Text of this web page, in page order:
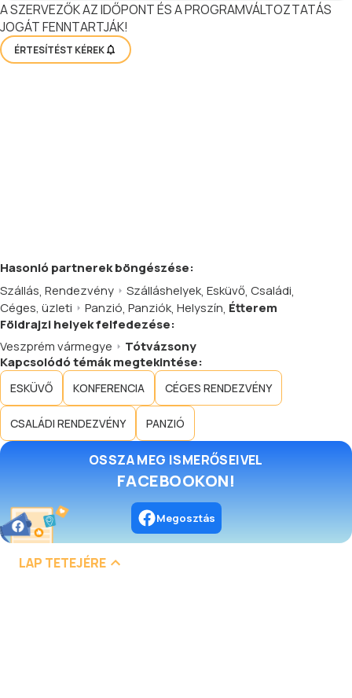
A SZERVEZŐK AZ IDŐPONT ÉS A PROGRAMVÁLTOZTATÁS
JOGÁT FENNTARTJÁK!
ÉRTESÍTÉST KÉREK
Hasonló partnerekböngészése:
Szállás, Rendezvény Szálláshelyek, Esküvő, Családi,
Céges, üzleti Panzió, Panziók, Helyszín, Étterem
Földrajzi helyek felfedezése:
Veszprém vármegye
Tótvázsony
Kapcsolódó témák megtekintése:
ESKÜVŐ KONFERENCIA CÉGES RENDEZVÉNY
CSALÁDI RENDEZVÉNY PANZIÓ
OSSZA MEG ISMERŐSEIVEL
FACEBOOKON!
Megosztás
LAP TETEJÉRE